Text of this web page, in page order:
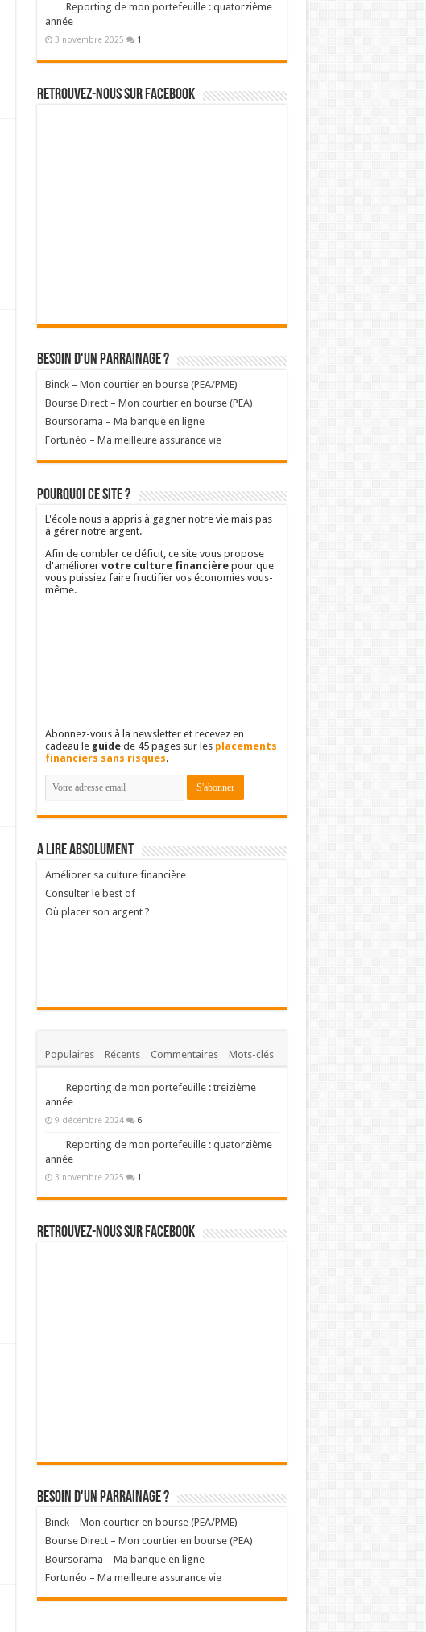
Reporting de mon portefeuille : quatorzième
année
3 novembre 2025 1
Retrouvez-nous sur Facebook
Besoin d'un parrainage ?
Binck – Mon courtier en bourse (PEA/PME)
Bourse Direct – Mon courtier en bourse (PEA)
Boursorama – Ma banque en ligne
Fortunéo – Ma meilleure assurance vie
Pourquoi ce site ?
L'école nous a appris à gagner notre vie mais pas
à gérer notre argent.
Afin de combler ce déficit, ce site vous propose
d'améliorer votre culture financièrepour que
vous puissiez faire fructifier vos économies vous-
même.
Abonnez-vous à la newsletter et recevez en
cadeau le guidede 45 pages sur les placements
financiers sans risques.
A lire absolument
Améliorer sa culture financière
Consulter le best of
Où placer son argent ?
Populaires Récents Commentaires Mots-clés
Reporting de mon portefeuille : treizième
année
9 décembre 2024 6
Reporting de mon portefeuille : quatorzième
année
3 novembre 2025 1
Retrouvez-nous sur Facebook
Besoin d'un parrainage ?
Binck – Mon courtier en bourse (PEA/PME)
Bourse Direct – Mon courtier en bourse (PEA)
Boursorama – Ma banque en ligne
Fortunéo – Ma meilleure assurance vie